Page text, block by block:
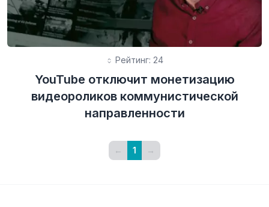
Рейтинг: 24
YouTube отключит монетизацию
видеороликов коммунистической
направленности
← 1 →